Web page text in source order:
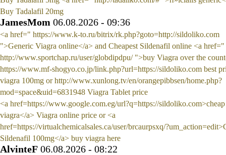
Buy Tadalafil 20mg
JamesMom 06.08.2026 - 09:36
<a href=" https://www.k-to.ru/bitrix/rk.php?goto=http://sildoliko.com
">Generic Viagra online</a> and Cheapest Sildenafil online <a href="
http://www.sportchap.ru/user/globdipdpu/ ">buy Viagra over the
https://www.mf-shogyo.co.jp/link.php?url=https://sildoliko.com best
viagra 100mg or http://www.xunlong.tv/en/orangepibbsen/home.php?
mod=space&uid=6831948 Viagra Tablet price
<a href=https://www.google.com.eg/url?q=https://sildoliko.com>cheap
viagra</a> Viagra online price or <a
href=https://virtualchemicalsales.ca/user/brcaurpsxq/
Sildenafil 100mg</a> buy viagra here
AlvinteF 06.08.2026 - 08:22